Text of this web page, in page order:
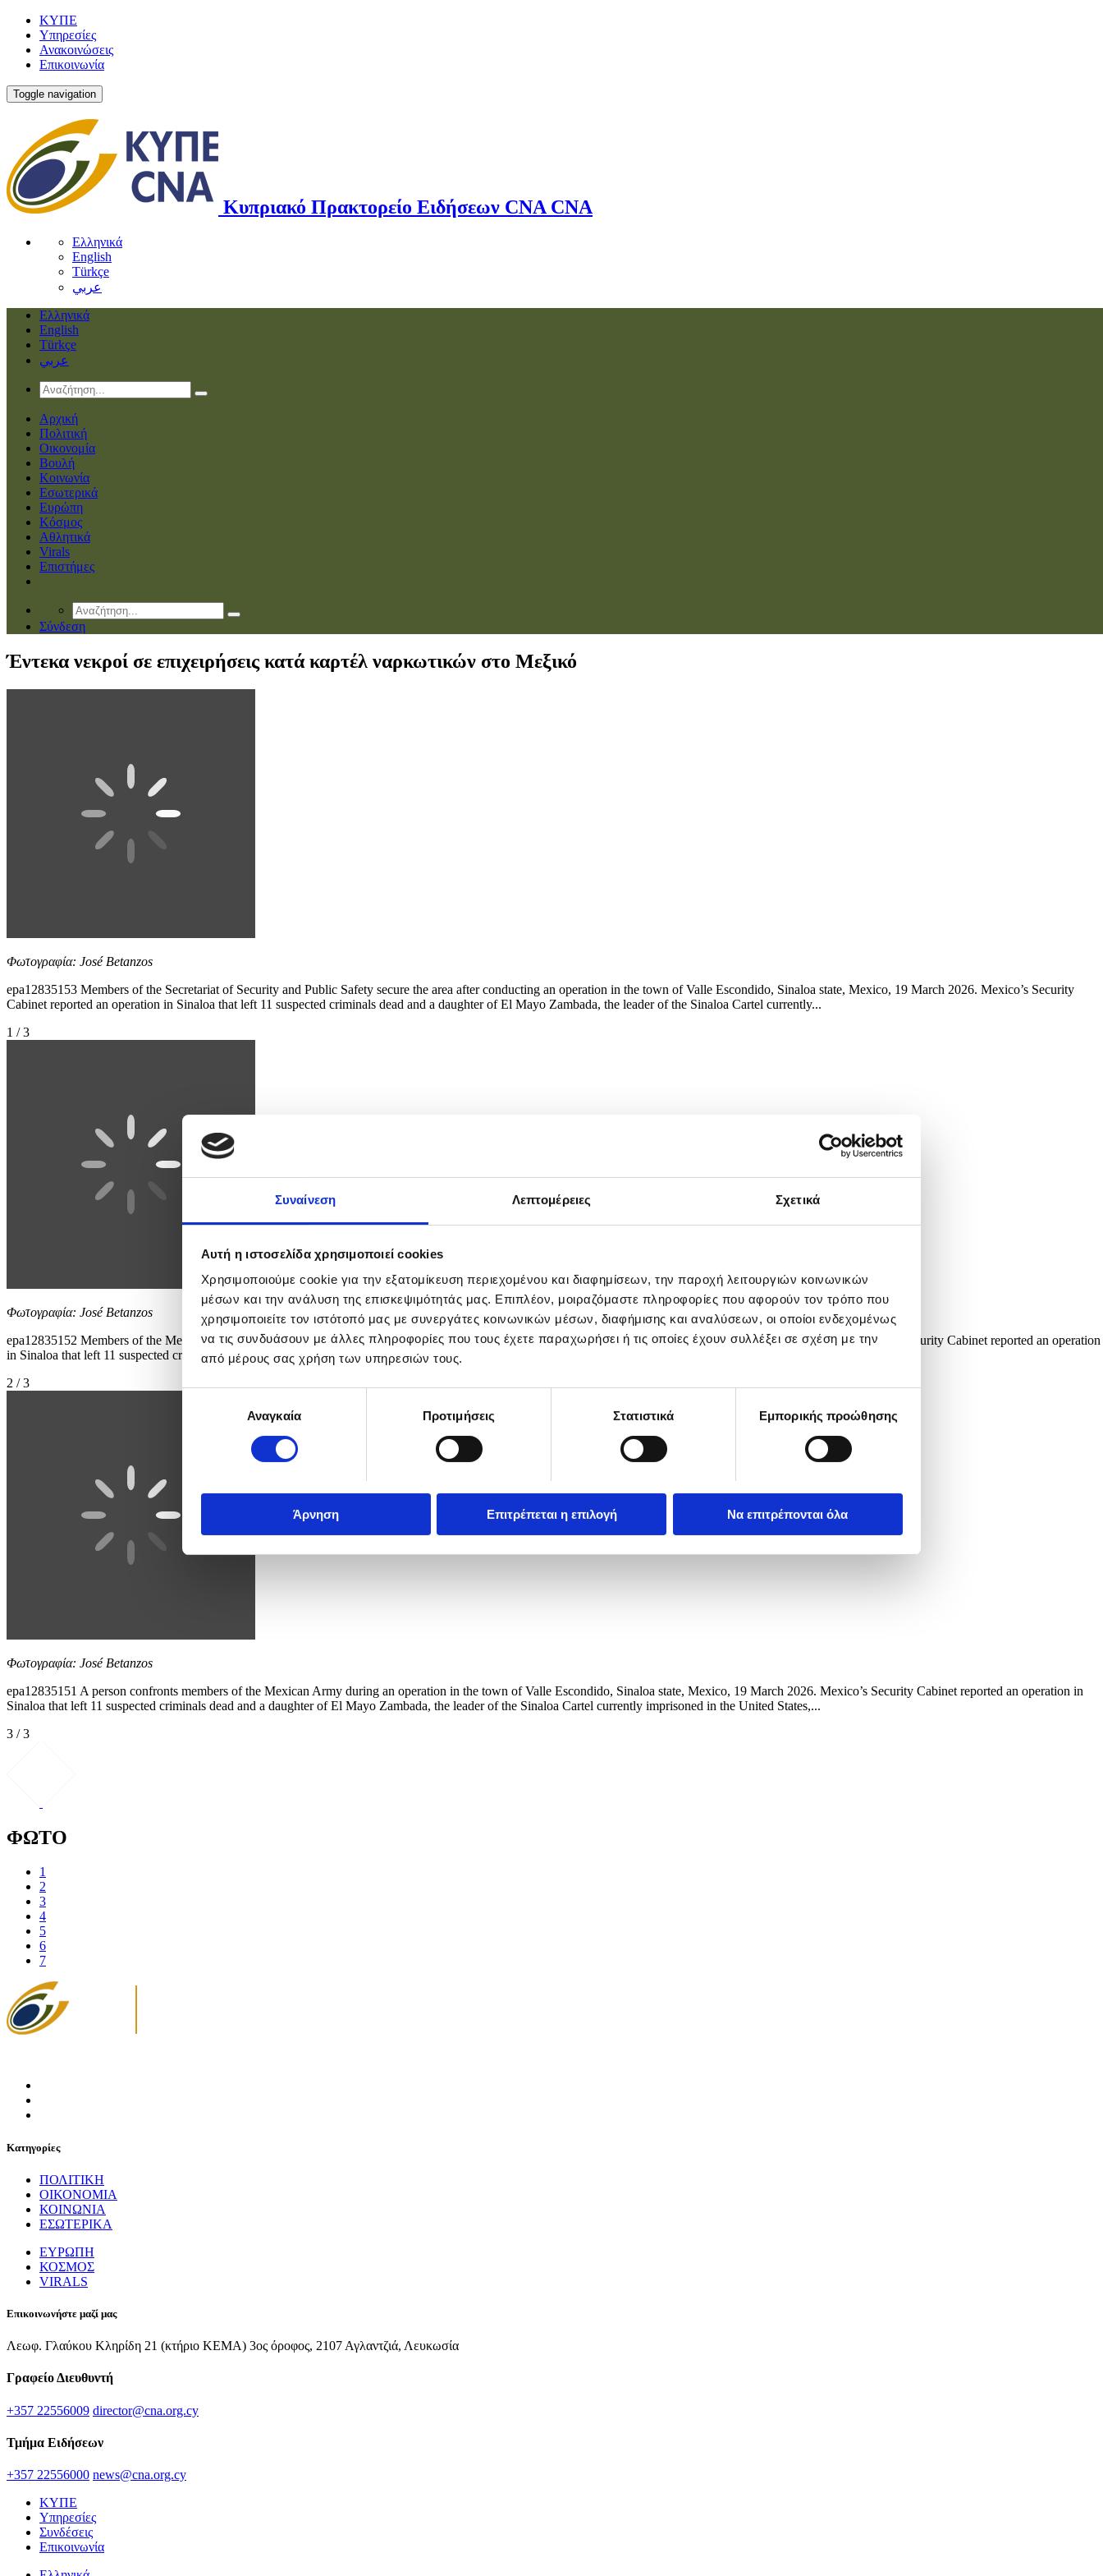
Συναίνεση Λεπτομέρειες Σχετικά
Αυτή η ιστοσελίδα χρησιμοποιεί cookies
Χρησιμοποιούμε cookie για την εξατομίκευση περιεχομένου και διαφημίσεων, την παροχή λειτουργιών κοινωνικών
μέσων και την ανάλυση της επισκεψιμότητάς μας. Επιπλέον, μοιραζόμαστε πληροφορίες που αφορούν τον τρόπο που
χρησιμοποιείτε τον ιστότοπό μας με συνεργάτες κοινωνικών μέσων, διαφήμισης και αναλύσεων, οι οποίοι ενδεχομένως
να τις συνδυάσουν με άλλες πληροφορίες που τους έχετε παραχωρήσει ή τις οποίες έχουν συλλέξει σε σχέση με την
από μέρους σας χρήση των υπηρεσιών τους.
συγκατάθεσηςΑναγκαία Προτιμήσεις Στατιστικά Εμπορικής προώθησης
Άρνηση Επιτρέπεται η επιλογή Να επιτρέπονται όλα
ΚΥΠΕ
Υπηρεσίες
Ανακοινώσεις
Επικοινωνία
Toggle navigation
Κυπριακό Πρακτορείο Ειδήσεων CNA CNA
Ελληνικά
English
Türkçe
عربي
Ελληνικά
English
Türkçe
عربي
Αρχική
Πολιτική
Οικονομία
Βουλή
Κοινωνία
Εσωτερικά
Ευρώπη
Κόσμος
Αθλητικά
Virals
Επιστήμες
Σύνδεση
Έντεκα νεκροί σε επιχειρήσεις κατά καρτέλ ναρκωτικών στο Μεξικό
Φωτογραφία: José Betanzos
epa12835153 Members of the Secretariat of Security and Public Safety secure the area after conducting an operation in the town of Valle Escondido, Sinaloa state, Mexico, 19 March 2026. Mexico’s Security
Cabinet reported an operation in Sinaloa that left 11 suspected criminals dead and a daughter of El Mayo Zambada, the leader of the Sinaloa Cartel currently...
1 / 3
Φωτογραφία: José Betanzos
epa12835152 Members of the Mexican Army secure the area after conducting an operation in the town of Valle Escondido, Sinaloa state, Mexico, 19 March 2026. Mexico’s Security Cabinet reported an operation
in Sinaloa that left 11 suspected criminals dead and a daughter of El Mayo Zambada, the leader of the Sinaloa Cartel currently imprisoned in the United...
2 / 3
Φωτογραφία: José Betanzos
epa12835151 A person confronts members of the Mexican Army during an operation in the town of Valle Escondido, Sinaloa state, Mexico, 19 March 2026. Mexico’s Security Cabinet reported an operation in
Sinaloa that left 11 suspected criminals dead and a daughter of El Mayo Zambada, the leader of the Sinaloa Cartel currently imprisoned in the United States,...
3 / 3
ΦΩΤΟ
1
2
3
4
5
6
7
Κατηγορίες
ΠΟΛΙΤΙΚΗ
ΟΙΚΟΝΟΜΙΑ
ΚΟΙΝΩΝΙΑ
ΕΣΩΤΕΡΙΚΑ
ΕΥΡΩΠΗ
ΚΟΣΜΟΣ
VIRALS
Επικοινωνήστε μαζί μας
Λεωφ. Γλαύκου Κληρίδη 21 (κτήριο ΚΕΜΑ) 3ος όροφος, 2107 Αγλαντζιά, Λευκωσία
Γραφείο Διευθυντή
+357 22556009 director@cna.org.cy
Τμήμα Ειδήσεων
+357 22556000 news@cna.org.cy
ΚΥΠΕ
Υπηρεσίες
Συνδέσεις
Επικοινωνία